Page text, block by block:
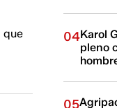
que
04Karol
pleno
05